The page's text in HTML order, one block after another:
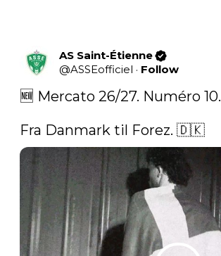
AS Saint-Étienne
@ASSEofficiel · Follow
🆕 Mercato 26/27. Numéro 10.
Fra Danmark til Forez. 🇩🇰